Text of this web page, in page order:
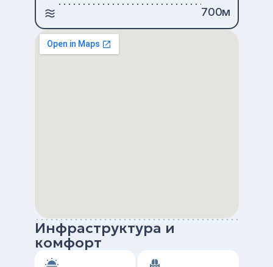
700м
Инфраструктура и
комфорт